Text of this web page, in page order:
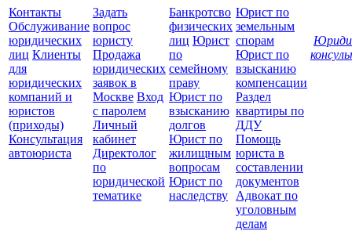
Контакты
Обслуживание
юридических
лиц Клиенты
для
юридических
компаний и
юристов
(приходы)
Консультация
автоюриста
Задать
вопрос
юристу
Продажа
юридических
заявок в
Москве Вход
с паролем
Личный
кабинет
Директолог
по
юридической
тематике
Банкротсво
физических
лиц Юрист
по
семейному
праву
Юрист по
взысканию
долгов
Юрист по
жилищным
вопросам
Юрист по
наследству
Юрист по
земельным
спорам
Юрист по
взысканию
компенсации
Раздел
квартиры по
ДДУ
Помощь
юриста в
составлении
документов
Адвокат по
уголовным
делам